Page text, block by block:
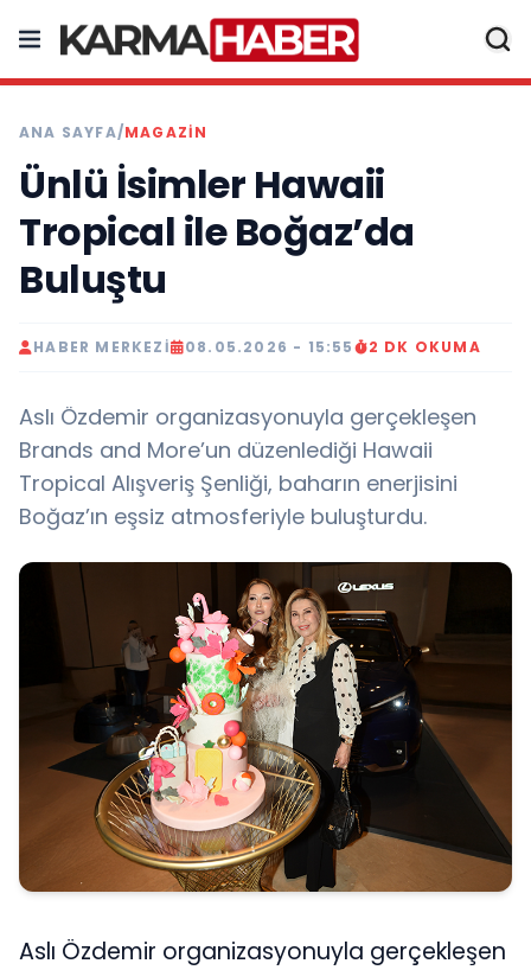
ANA SAYFA/MAGAZIN
Ünlü İsimler Hawaii
Tropical ile Boğaz’da
Buluştu
HABER MERKEZI 08.05.2026 - 15:55 2 DK OKUMA
Aslı Özdemir organizasyonuyla gerçekleşen
Brands and More’un düzenlediği Hawaii
Tropical Alışveriş Şenliği, baharın enerjisini
Boğaz’ın eşsiz atmosferiyle buluşturdu.
Aslı Özdemir organizasyonuyla gerçekleşen